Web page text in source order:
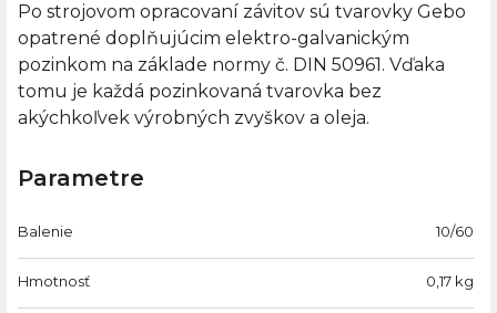
Po strojovom opracovaní závitov sú tvarovky Gebo
opatrené doplňujúcim elektro-galvanickým
pozinkom na základe normy č. DIN 50961. Vďaka
tomu je každá pozinkovaná tvarovka bez
akýchkoľvek výrobných zvyškov a oleja.
Parametre
Balenie 10/60
Hmotnosť 0,17 kg